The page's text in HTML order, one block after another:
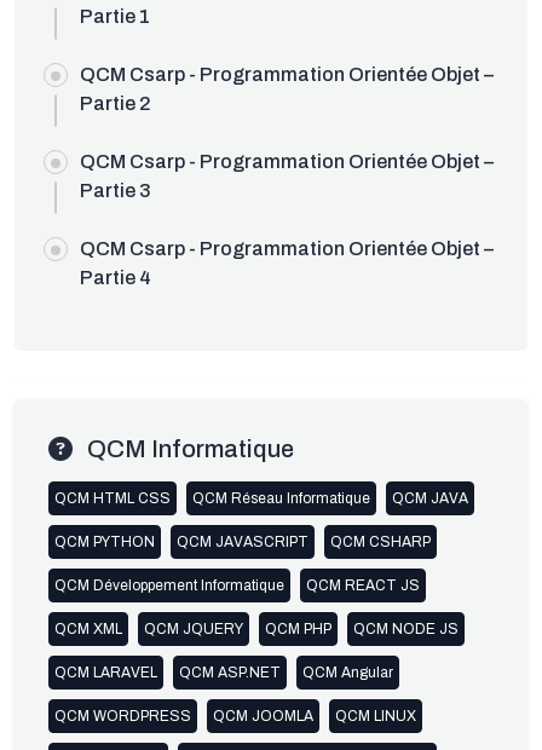
Partie 1
QCM Csarp - Programmation Orientée Objet –
Partie 2
QCM Csarp - Programmation Orientée Objet –
Partie 3
QCM Csarp - Programmation Orientée Objet –
Partie 4
QCM Informatique
QCM HTML CSS QCM Réseau Informatique QCM JAVA
QCM PYTHON QCM JAVASCRIPT QCM CSHARP
QCM Développement Informatique QCM REACT JS
QCM XML QCM JQUERY QCM PHP QCM NODE JS
QCM LARAVEL QCM ASP.NET QCM Angular
QCM WORDPRESS QCM JOOMLA QCM LINUX